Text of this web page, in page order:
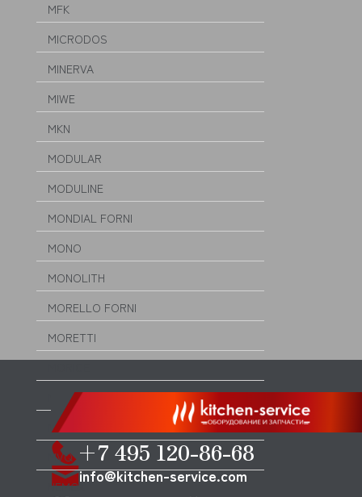
MFK
MICRODOS
MINERVA
MIWE
MKN
MODULAR
MODULINE
MONDIAL FORNI
MONO
MONOLITH
MORELLO FORNI
MORETTI
MULLER
MUSSO
MVQ
NEMOX
+7 495 120-86-68
info@kitchen-service.com